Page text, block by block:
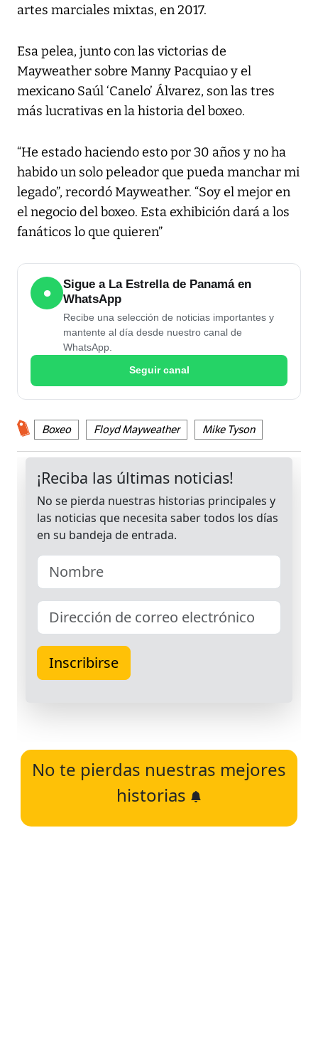
artes marciales mixtas, en 2017.
Esa pelea, junto con las victorias de
Mayweather sobre Manny Pacquiao y el
mexicano Saúl ‘Canelo’ Álvarez, son las tres
más lucrativas en la historia del boxeo.
“He estado haciendo esto por 30 años y no ha
habido un solo peleador que pueda manchar mi
legado”, recordó Mayweather. “Soy el mejor en
el negocio del boxeo. Esta exhibición dará a los
fanáticos lo que quieren”
●
Sigue a La Estrella de Panamá en
WhatsApp
Recibe una selección de noticias importantes y
mantente al día desde nuestro canal de
WhatsApp.
Seguir canal
Boxeo Floyd Mayweather Mike Tyson
No te pierdas nuestras mejores
historias